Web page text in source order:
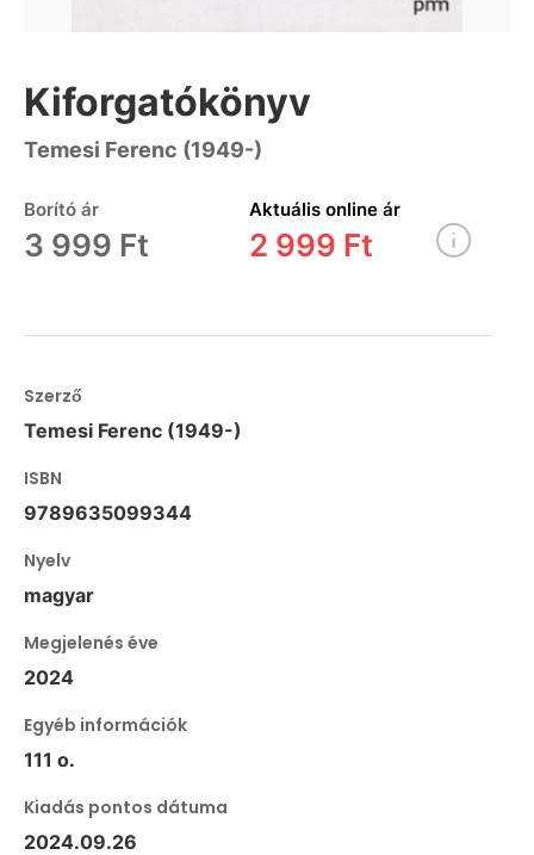
Kiforgatókönyv
Temesi Ferenc (1949-)
Borító ár
3 999 Ft
Aktuális online ár
2 999 Ft
Szerző
Temesi Ferenc (1949-)
ISBN
9789635099344
Nyelv
magyar
Megjelenés éve
2024
Egyéb információk
111 o.
Kiadás pontos dátuma
2024.09.26